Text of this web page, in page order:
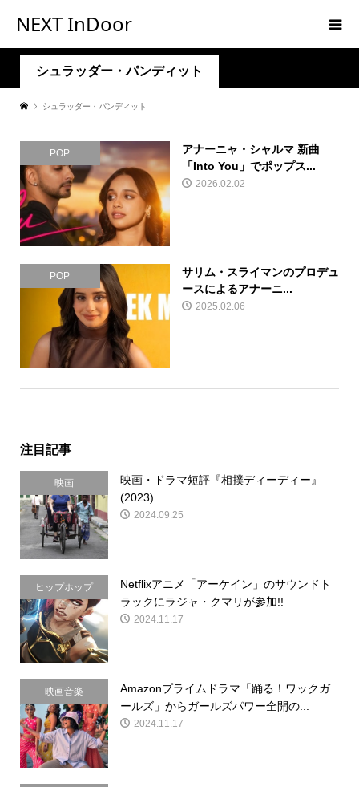
NEXT InDoor
シュラッダー・パンディット
シュラッダー・パンディット
POP
アナーニャ・シャルマ 新曲
「Into You」でポップス...
2026.02.02
POP
サリム・スライマンのプロデュ
ースによるアナーニ...
2025.02.06
注目記事
映画
映画・ドラマ短評『相撲ディーディー』
(2023)
2024.09.25
ヒップホップ
Netflixアニメ「アーケイン」のサウンドト
ラックにラジャ・クマリが参加!!
2024.11.17
映画音楽
Amazonプライムドラマ「踊る！ワックガ
ールズ」からガールズパワー全開の...
2024.11.17